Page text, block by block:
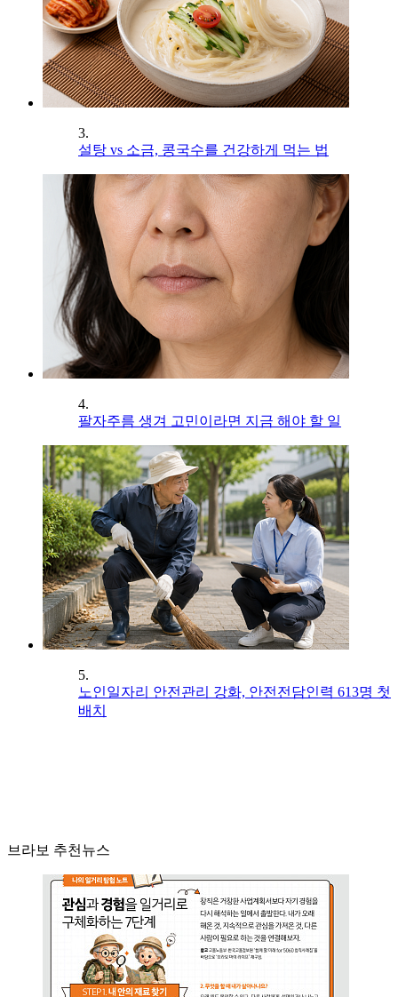
3.
설탕 vs 소금, 콩국수를 건강하게 먹는 법
4.
팔자주름 생겨 고민이라면 지금 해야 할 일
5.
노인일자리 안전관리 강화, 안전전담인력 613명 첫
배치
브라보 추천뉴스